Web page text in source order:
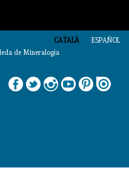
ESPAÑOL
CATALÀ
de Mineralogia